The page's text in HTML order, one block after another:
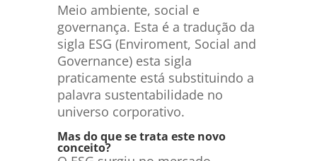
Meio ambiente, social e
governança. Esta é a tradução da
sigla ESG (Enviroment, Social and
Governance) esta sigla
praticamente está substituindo a
palavra sustentabilidade no
universo corporativo.
Mas do que se trata este novo
conceito?